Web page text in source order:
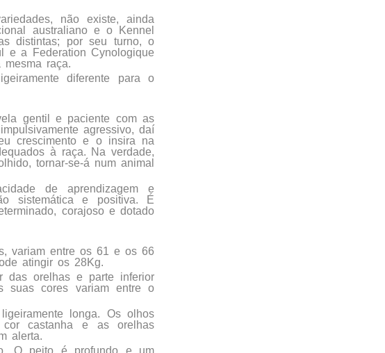
não existe, ainda
australiano e o Kennel
distintas; por seu turno, o
e a Federation Cynologique
mesma raça.
diferente para o
gentil e paciente com as
agressivo, daí
crescimento e o insira na
à raça. Na verdade,
tornar-se-á num animal
de aprendizagem e
sistemática e positiva. É
corajoso e dotado
variam entre os 61 e os 66
atingir os 28Kg.
das orelhas e parte inferior
suas cores variam entre o
longa. Os olhos
castanha e as orelhas
alerta.
O peito é profundo e um